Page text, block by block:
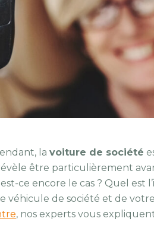
la voiture de société
être particulièrement
ce encore le cas ? Quel est
véhicule de société et de
, nos experts vous